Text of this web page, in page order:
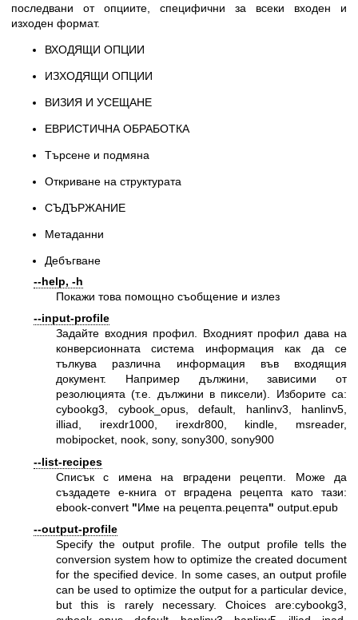
последвани от опциите, специфични за всеки входен и
изходен формат.
ВХОДЯЩИ ОПЦИИ
ИЗХОДЯЩИ ОПЦИИ
ВИЗИЯ И УСЕЩАНЕ
ЕВРИСТИЧНА ОБРАБОТКА
Търсене и подмяна
Откриване на структурата
СЪДЪРЖАНИЕ
Метаданни
Дебъгване
--help, -h
Покажи това помощно съобщение и излез
--input-profile
Задайте входния профил. Входният профил дава на
конверсионната система информация как да се
тълкува различна информация във входящия
документ. Например дължини, зависими от
резолюцията (т.е. дължини в пиксели). Изборите са:
cybookg3, cybook_opus, default, hanlinv3, hanlinv5,
illiad, irexdr1000, irexdr800, kindle, msreader,
mobipocket, nook, sony, sony300, sony900
--list-recipes
Списък с имена на вградени рецепти. Може да
създадете е-книга от вградена рецепта като тази:
ebook-convert "Име на рецепта.рецепта" output.epub
--output-profile
Specify the output profile. The output profile tells the
conversion system how to optimize the created document
for the specified device. In some cases, an output profile
can be used to optimize the output for a particular device,
but this is rarely necessary. Choices are:cybookg3,